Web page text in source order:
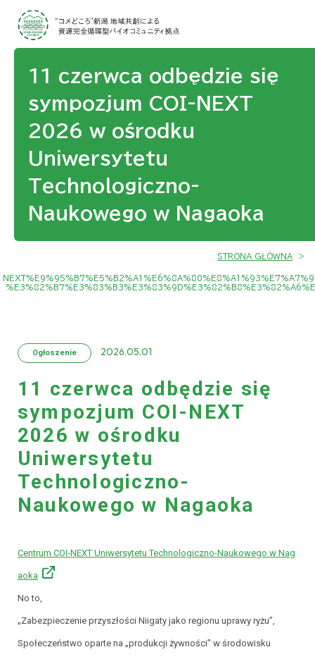
11 czerwca odbędzie się
sympozjum COI-NEXT
2026 w ośrodku
Uniwersytetu
Technologiczno-
Naukowego w Nagaoka
STRONA GŁÓWNA >
Ogłoszenie 2026.05.01
11 czerwca odbędzie się
sympozjum COI-NEXT
2026 w ośrodku
Uniwersytetu
Technologiczno-
Naukowego w Nagaoka
Centrum COI-NEXT Uniwersytetu Technologiczno-Naukowego w Nag
aoka
No to,
„Zabezpieczenie przyszłości Niigaty jako regionu uprawy ryżu”,
Społeczeństwo oparte na „produkcji żywności” w środowisku